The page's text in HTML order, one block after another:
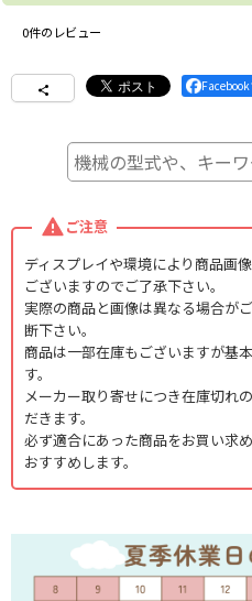
0件のレビュー
ご注意
ディスプレイや環境により商品画
ございますのでご了承下さい。
実際の商品と画像は異なる場合が
断下さい。
商品は一部在庫もございますが基
す。
メーカー取り寄せにつき在庫切れ
だきます。
必ず適合にあった商品をお買い求
おすすめします。